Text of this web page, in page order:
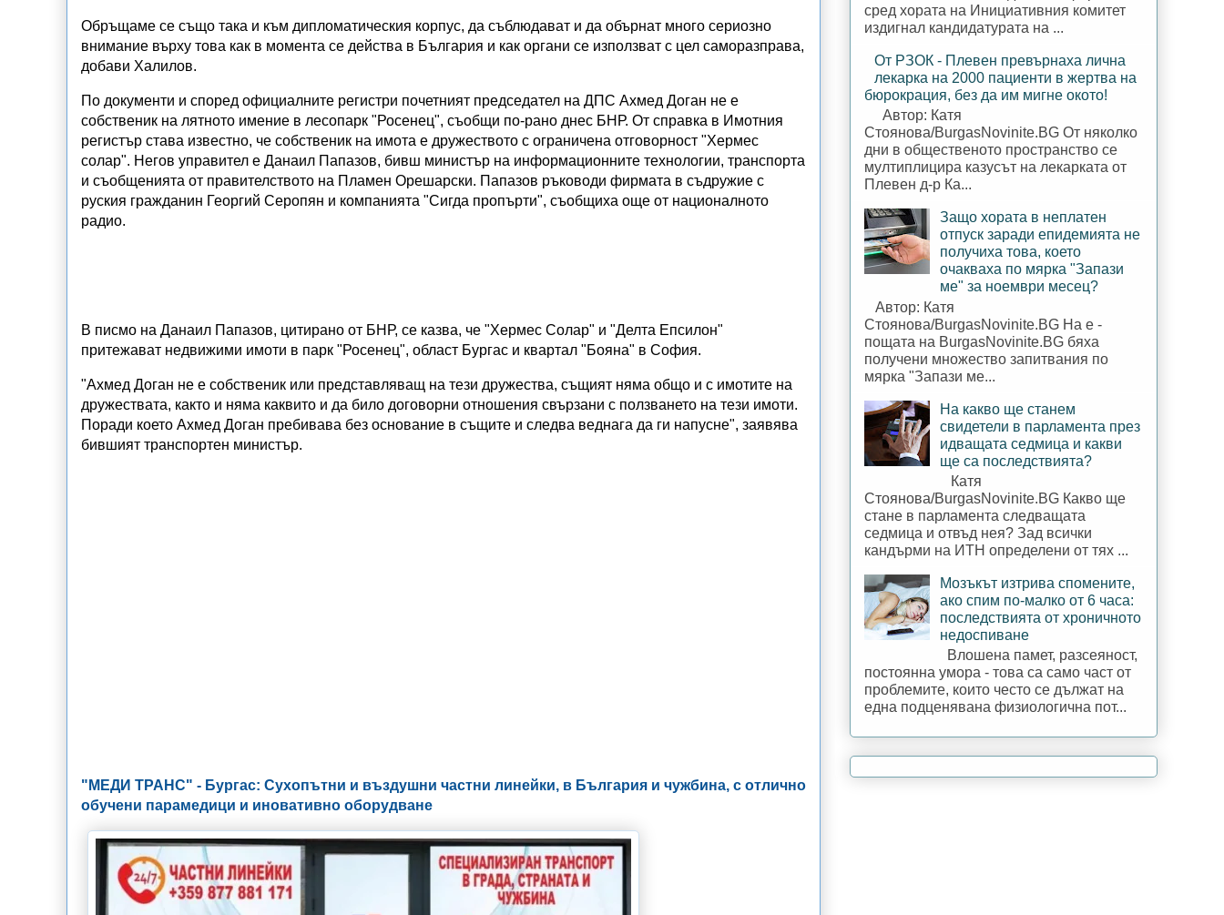
Обръщаме се също така и към дипломатическия корпус, да съблюдават и да обърнат много сериозно
внимание върху това как в момента се действа в България и как органи се използват с цел саморазправа,
добави Халилов.
По документи и според официалните регистри почетният председател на ДПС Ахмед Доган не е
собственик на лятното имение в лесопарк "Росенец", съобщи по-рано днес БНР. От справка в Имотния
регистър става известно, че собственик на имота е дружеството с ограничена отговорност "Хермес
солар". Негов управител е Данаил Папазов, бивш министър на информационните технологии, транспорта
и съобщенията от правителството на Пламен Орешарски. Папазов ръководи фирмата в съдружие с
руския гражданин Георгий Серопян и компанията "Сигда пропърти", съобщиха още от националното
радио.
В писмо на Данаил Папазов, цитирано от БНР, се казва, че "Хермес Солар" и "Делта Епсилон"
притежават недвижими имоти в парк "Росенец", област Бургас и квартал "Бояна" в София.
"Ахмед Доган не е собственик или представляващ на тези дружества, същият няма общо и с имотите на
дружествата, както и няма каквито и да било договорни отношения свързани с ползването на тези имоти.
Поради което Ахмед Доган пребивава без основание в същите и следва веднага да ги напусне", заявява
бившият транспортен министър.
"МЕДИ ТРАНС" - Бургас: Сухопътни и въздушни частни линейки, в България и чужбина, с отлично
обучени парамедици и иновативно оборудване
сред хората на Инициативния комитет
издигнал кандидатурата на ...
От РЗОК - Плевен превърнаха лична
лекарка на 2000 пациенти в жертва на
бюрокрация, без да им мигне окото!
Автор: Катя
Стоянова/BurgasNovinite.BG От няколко
дни в общественото пространство се
мултиплицира казусът на лекарката от
Плевен д-р Ка...
Защо хората в неплатен
отпуск заради епидемията не
получиха това, което
очакваха по мярка "Запази
ме" за ноември месец?
Автор: Катя
Стоянова/BurgasNovinite.BG На е -
пощата на BurgasNovinite.BG бяха
получени множество запитвания по
мярка "Запази ме...
На какво ще станем
свидетели в парламента през
идващата седмица и какви
ще са последствията?
Катя
Стоянова/BurgasNovinite.BG Какво ще
стане в парламента следващата
седмица и отвъд нея? Зад всички
кандърми на ИТН определени от тях ...
Мозъкът изтрива спомените,
ако спим по-малко от 6 часа:
последствията от хроничното
недоспиване
Влошена памет, разсеяност,
постоянна умора - това са само част от
проблемите, които често се дължат на
една подценявана физиологична пот...